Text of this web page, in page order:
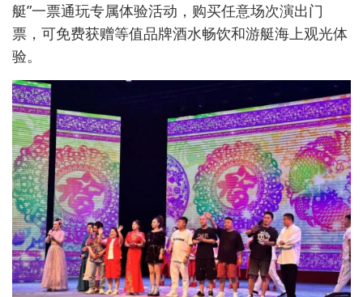
艇”一票通玩专属体验活动，购买任意场次演出门
票，可免费获赠等值品牌酒水畅饮和游艇海上观光体
验。